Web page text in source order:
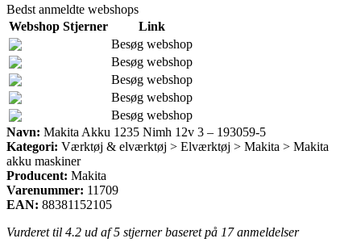
Bedst anmeldte webshops
Webshop Stjerner
Link
Besøg webshop
Besøg webshop
Besøg webshop
Besøg webshop
Besøg webshop
Navn: Makita Akku 1235 Nimh 12v 3 – 193059-5
Kategori: Værktøj & elværktøj > Elværktøj > Makita > Makita
akku maskiner
Producent: Makita
Varenummer: 11709
EAN: 88381152105
Vurderet til 4.2 ud af 5 stjerner baseret på 17anmeldelser